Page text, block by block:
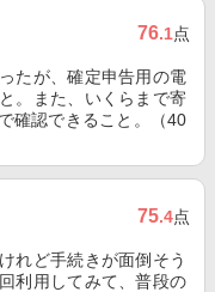
76.1点
たが、確定申告用の電
。また、いくらまで寄
確認できること。（40
75.4点
れど手続きが面倒そう
利用してみて、普段の